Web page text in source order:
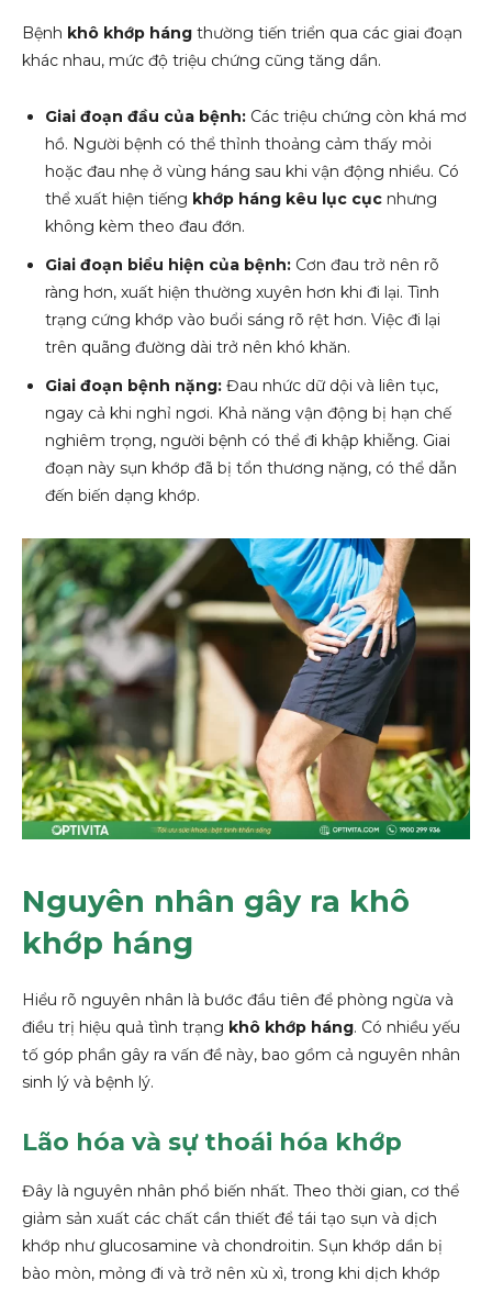
Bệnh khô khớp háng thường tiến triển qua các giai đoạn
khác nhau, mức độ triệu chứng cũng tăng dần.
Giai đoạn đầu của bệnh: Các triệu chứng còn khá mơ
hồ. Người bệnh có thể thỉnh thoảng cảm thấy mỏi
hoặc đau nhẹ ở vùng háng sau khi vận động nhiều. Có
thể xuất hiện tiếng khớp háng kêu lục cục nhưng
không kèm theo đau đớn.
Giai đoạn biểu hiện của bệnh: Cơn đau trở nên rõ
ràng hơn, xuất hiện thường xuyên hơn khi đi lại. Tình
trạng cứng khớp vào buổi sáng rõ rệt hơn. Việc đi lại
trên quãng đường dài trở nên khó khăn.
Giai đoạn bệnh nặng: Đau nhức dữ dội và liên tục,
ngay cả khi nghỉ ngơi. Khả năng vận động bị hạn chế
nghiêm trọng, người bệnh có thể đi khập khiễng. Giai
đoạn này sụn khớp đã bị tổn thương nặng, có thể dẫn
đến biến dạng khớp.
Nguyên nhân gây ra khô
khớp háng
Hiểu rõ nguyên nhân là bước đầu tiên để phòng ngừa và
điều trị hiệu quả tình trạng khô khớp háng. Có nhiều yếu
tố góp phần gây ra vấn đề này, bao gồm cả nguyên nhân
sinh lý và bệnh lý.
Lão hóa và sự thoái hóa khớp
Đây là nguyên nhân phổ biến nhất. Theo thời gian, cơ thể
giảm sản xuất các chất cần thiết để tái tạo sụn và dịch
khớp như glucosamine và chondroitin. Sụn khớp dần bị
bào mòn, mỏng đi và trở nên xù xì, trong khi dịch khớp